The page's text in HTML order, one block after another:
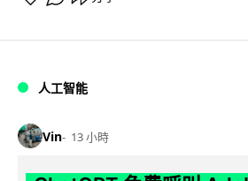
人工智能
Vin 13 小時